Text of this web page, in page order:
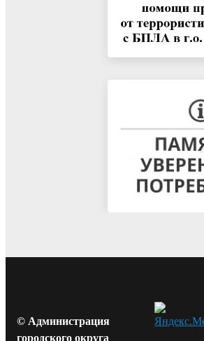
© Администрация
городского округа